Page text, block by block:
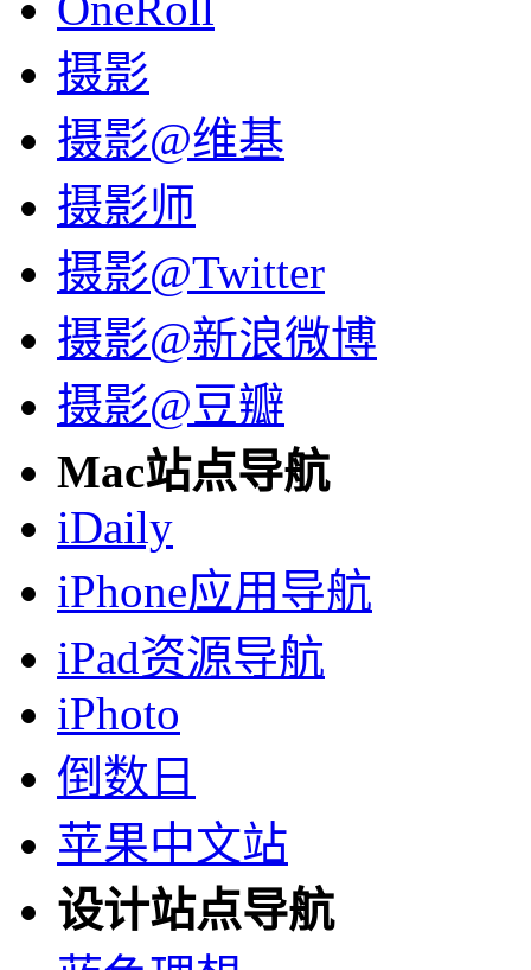
摄影
摄影@维基
摄影师
摄影@Twitter
摄影@新浪微博
摄影@豆瓣
Mac站点导航
iDaily
iPhone应用导航
iPad资源导航
iPhoto
倒数日
苹果中文站
设计站点导航